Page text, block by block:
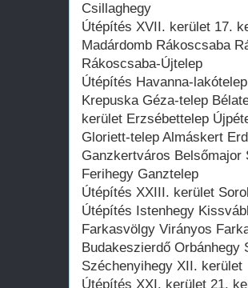
Csillaghegy
Útépítés XVII. kerület 17.
Madárdomb Rákoscsaba
Rákoscsaba-Újtelep
Útépítés Havanna-
Krepuska Géza-telep
kerület Erzsébettelep
Gloriett-telep Almáskert
Ganzkertváros
Ferihegy Ganztelep
Útépítés XXIII. kerület
Útépítés Istenhegy
Farkasvölgy Virányos
Budakeszierdő Orbánhegy
Széchenyihegy XII. kerület
Útépítés XXI. kerület 21.